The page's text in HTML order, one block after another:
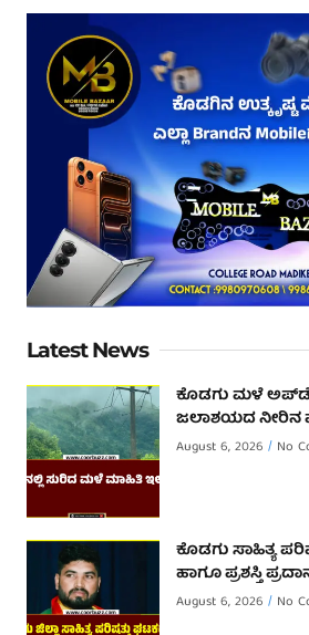
Latest News
ಕೊಡಗು ಮಳೆ
ಜಲಾಶಯದ ನೀರಿನ
August 6, 2026 No
ಕೊಡಗು ಸಾಹಿತ್ಯ
ಹಾಗೂ ಪ್ರಶಸ್ತಿ
August 6, 2026 No